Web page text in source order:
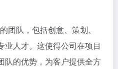
团队，包括创意、策划、
业人才。这使得公司在项目
队的优势，为客户提供全方